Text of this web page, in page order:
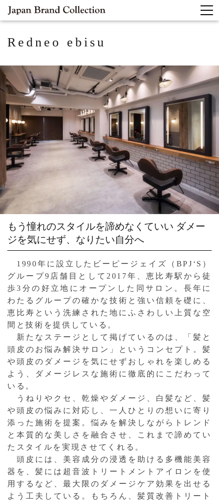
Redneo ebisu
もう憧れのスタイルを諦めなくていい ダメー
ジを気にせず、なりたい自分へ
1990年に設立したビーピージェイズ（BPJ‘S）
グループ9店舗目として2017年、恵比寿駅から徒
歩3分の好立地にオープンした同サロン。長年に
わたるグループの確かな技術と強い信頼を礎に、
恵比寿という洗練された地にふさわしい上質な空
間と技術を提供している。
新たなステージとして掲げているのは、「髪と
頭皮のお悩み解決サロン」というコンセプト。髪
や頭皮のダメージを気にせずおしゃれを楽しめる
よう、ダメージレスな施術に徹底的にこだわって
いる。
うねりやクセ、乾燥やダメージ、白髪など、髪
や頭皮の悩みに対応し、一人ひとりの想いに寄り
添った施術を提案。悩みを解決しながらトレンド
と本質的な美しさを融合させ、これまで諦めてい
たスタイルを実現させてくれる。
頭皮には、美容成分の浸透を助ける多機能美容
器を、髪には超音波トリートメントアイロンを使
用するなど、最大限のダメージケア効果を出せる
よう工夫している。もちろん、髪質改善トリート